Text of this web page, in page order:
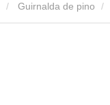
Guirnalda de pino